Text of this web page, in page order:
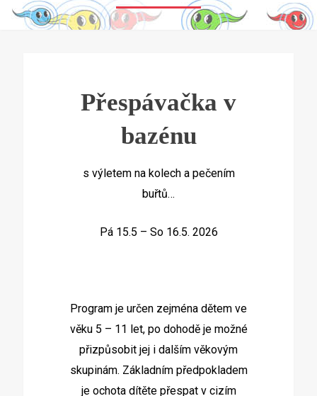
Přespávačka v
bazénu
s výletem na kolech a pečením
buřtů…
Pá 15.5 – So 16.5. 2026
Program je určen zejména dětem ve
věku 5 – 11 let, po dohodě je možné
přizpůsobit jej i dalším věkovým
skupinám. Základním předpokladem
je ochota dítěte přespat v cizím